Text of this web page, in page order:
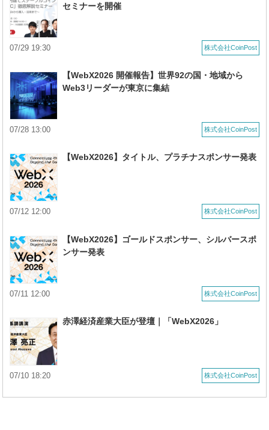
セミナーを開催
株式会社CoinPost
07/29 19:30
【WebX2026 開催報告】世界92の国・地域から
Web3リーダーが東京に集結
株式会社CoinPost
07/28 13:00
【WebX2026】タイトル、プラチナスポンサー発表
株式会社CoinPost
07/12 12:00
【WebX2026】ゴールドスポンサー、シルバースポ
ンサー発表
株式会社CoinPost
07/11 12:00
赤澤経済産業大臣が登壇｜「WebX2026」
株式会社CoinPost
07/10 18:20